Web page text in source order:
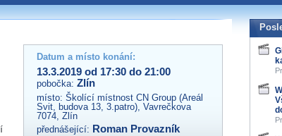
této akce,
e-mailu:
Datum a místo konání:
13.3.2019 od 17:30 do 21:00
pobočka: Zlín
místo: Školící místnost CN Group (Areál
Svit, budova 13, 3.patro), Vavrečkova
7074, Zlín
přednášející: Roman Provazník